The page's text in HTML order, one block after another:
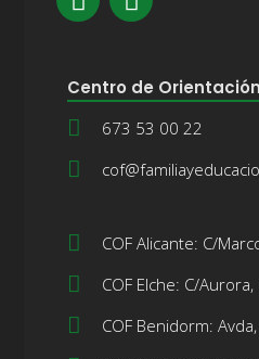
Centro de
673 53 00 22
COF Alicante: C/
COF Elche: C/Aurora,
COF Benidorm: